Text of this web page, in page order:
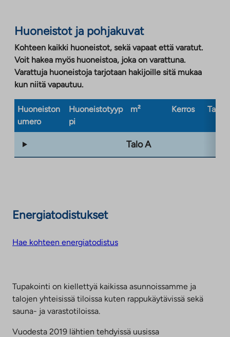
Huoneistot ja pohjakuvat
Kohteen kaikki huoneistot, sekä vapaat että varatut.
Voit hakea myös huoneistoa, joka on varattuna.
Varattuja huoneistoja tarjotaan hakijoille sitä mukaa
kun niitä vapautuu.
Huoneiston
umero
Huoneistotyyp
pi
m² Kerros
Talo A
Energiatodistukset
Hae kohteen energiatodistus
Tupakointi on kiellettyä kaikissa asunnoissamme ja
talojen yhteisissä tiloissa kuten rappukäytävissä sekä
sauna- ja varastotiloissa.
Vuodesta 2019 lähtien tehdyissä uusissa